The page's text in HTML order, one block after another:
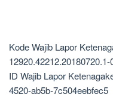
Kode Wajib Lapor
12920.42212.20180720.1-
ID Wajib Lapor
4520-ab5b-7c504eebfec5